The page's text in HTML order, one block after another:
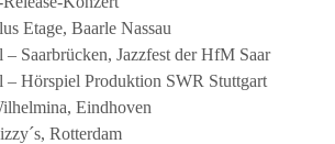
Etage, Baarle Nassau
Saarbrücken, Jazzfest der HfM Saar
– Hörspiel Produktion SWR Stuttgart
Eindhoven
Rotterdam